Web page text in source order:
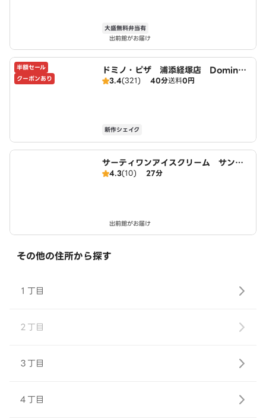
大盛無料弁当有
出前館がお届け
半額セール
クーポンあり
ドミノ・ピザ 浦添経塚店 Domin
o's3.4(321) 40分送料0円
新作シェイク
サーティワンアイスクリーム サンエ
ー経塚店
4.3(10) 27分
出前館がお届け
その他の住所から探す
１丁目
２丁目
３丁目
４丁目